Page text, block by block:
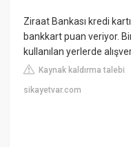
Ziraat Bankası kredi
bankkart puan veriyor.
kullanılan yerlerde
Kaynak kaldırma talebi
sikayetvar.com